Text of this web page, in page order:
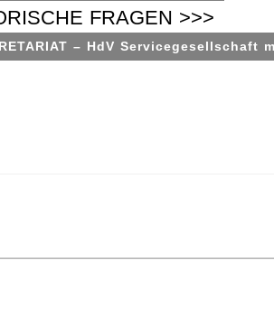
FRAGEN >>>
– HdV Servicegesellschaft